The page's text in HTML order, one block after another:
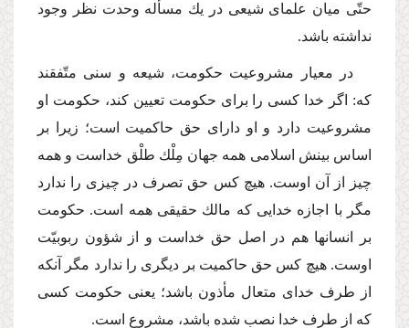
حتّى میان علماى شیعى در یك مسأله وحدت نظر وجود
نداشته باشد.
در معیار مشروعیت حكومت، شیعه و سنى متّفقند
كه: اگر خدا كسى را براى حكومت تعیین كند، حكومت او
مشروعیت دارد و او داراى حق حاكمیت است؛ زیرا بر
اساس بینش اسلامى همه جهان مِلْك طلْق خداست و همه
چیز از آن اوست. هیچ كس حق تصرف در چیزى را ندارد
مگر با اجازه خدایى كه مالك حقیقى همه است. حكومت
بر انسانها هم در اصل حق خداست و از شؤون ربوبیّت
اوست. هیچ كس حق حاكمیت بر دیگرى را ندارد مگر آنكه
از طرف خداى متعال مأذون باشد؛ یعنى حكومت كسى
كه از طرف خدا نصب شده باشد، مشروع است.